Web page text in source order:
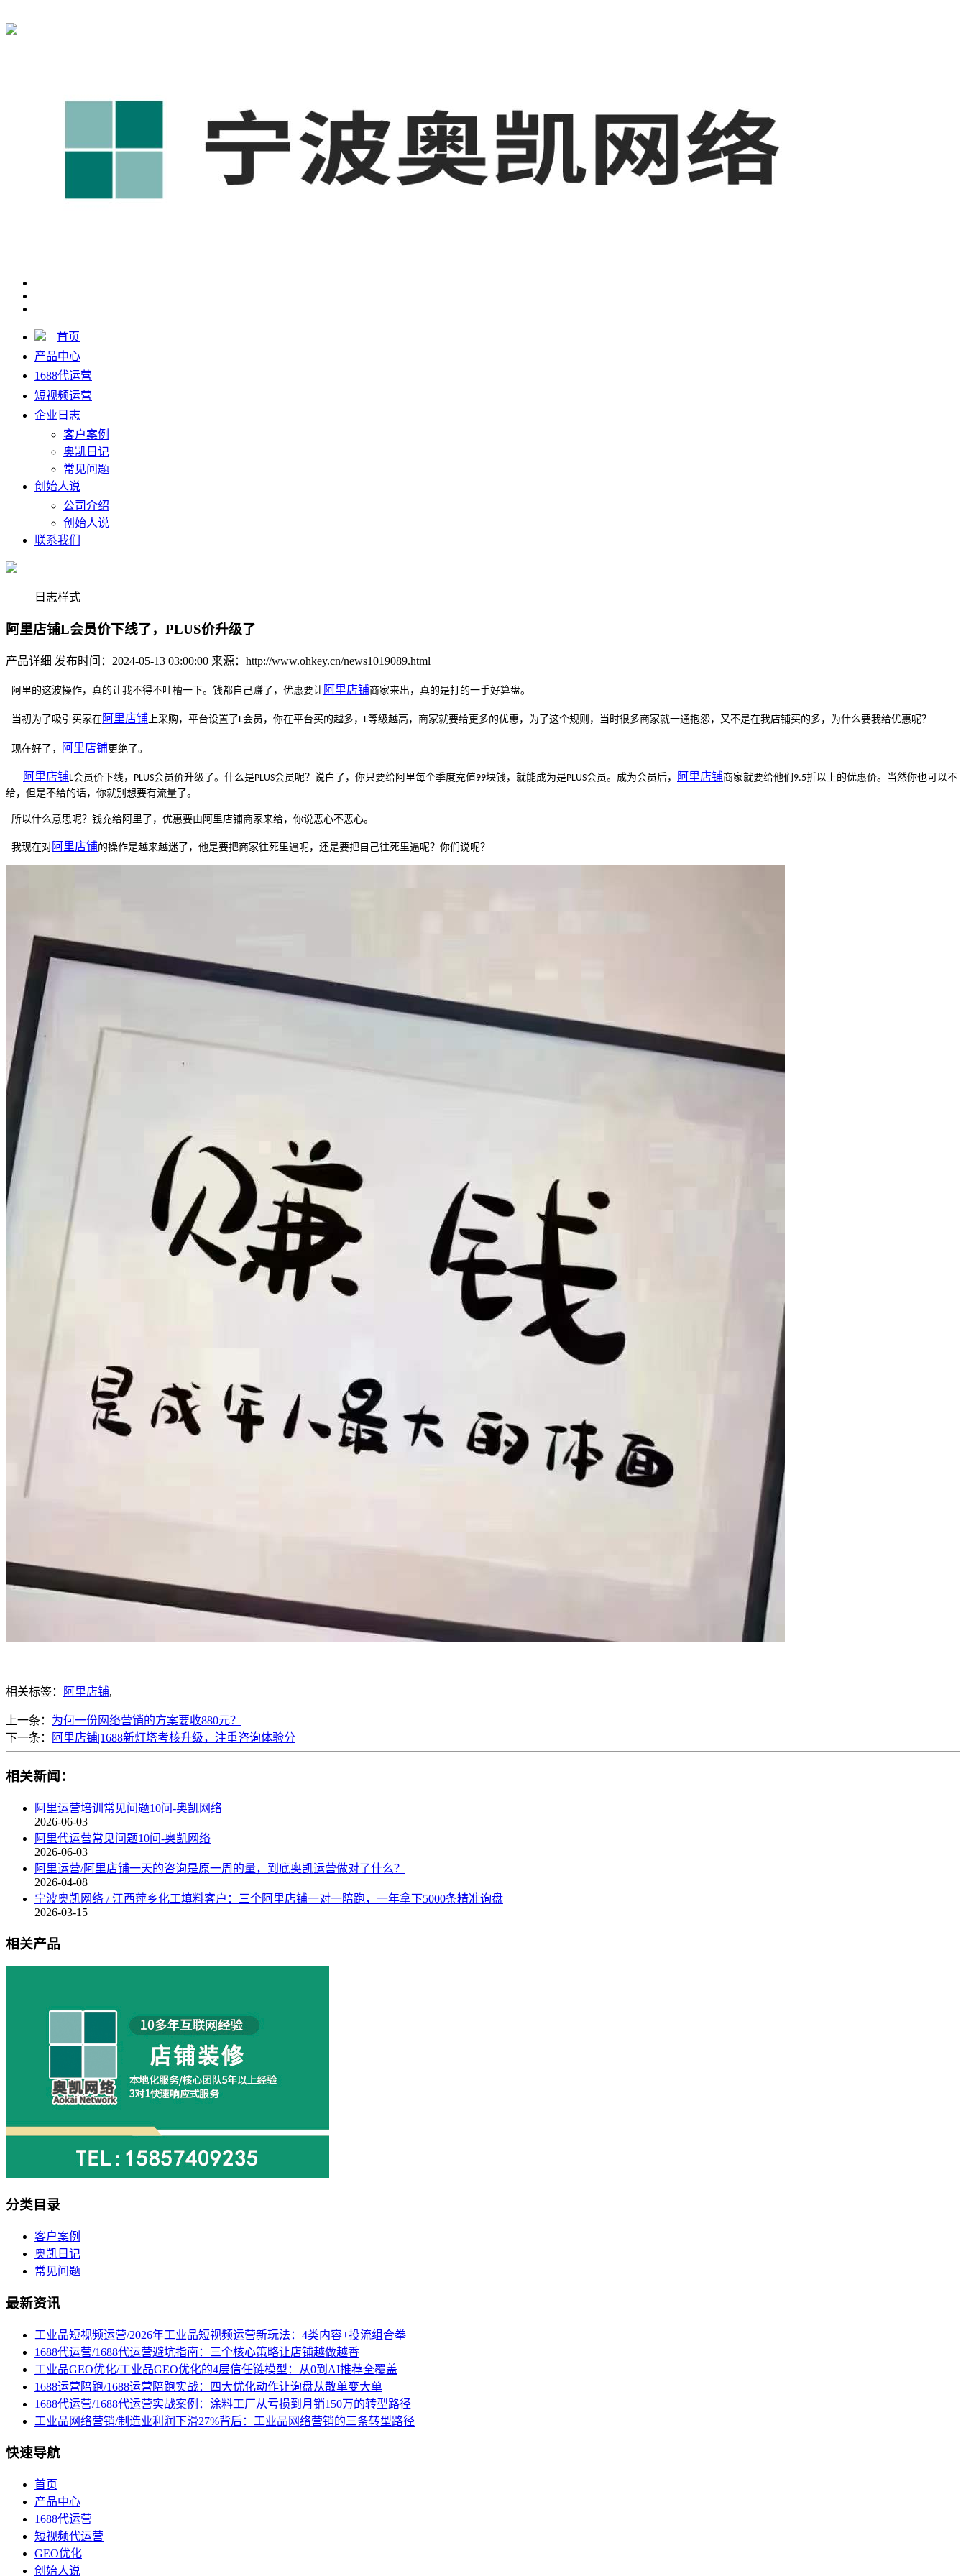
首页
产品中心
1688代运营
短视频运营
企业日志
客户案例
奥凯日记
常见问题
创始人说
公司介绍
创始人说
联系我们
日志样式
阿里店铺L会员价下线了，PLUS价升级了
产品详细 发布时间：2024-05-13 03:00:00 来源：http://www.ohkey.cn/news1019089.html
阿里的这波操作，真的让我不得不吐槽一下。钱都自己赚了，优惠要让 阿里店铺商家来出，真的是打的一手好算盘。
当初为了吸引买家在 阿里店铺 上采购，平台设置了 L会员，你在平台买的越多， L等级越高，商家就要给更多的优惠，为了这个规则，当时很多商家就一通抱怨，又不是在我店铺买的多，为什么要我给优惠呢？
现在好了， 阿里店铺更绝了。
阿里店铺L会员价下线， PLUS会员价升级了。什么是PLUS会员呢？说白了，你只要给阿里每个季度充值99块钱，就能成为是PLUS会员。成为会员后， 阿里店铺商家就要给他们 9.5折以上的优惠价。当然你也可以不
给，但是不给的话，你就别想要有流量了。
所以什么意思呢？钱充给阿里了，优惠要由 阿里店铺商家来给，你说恶心不恶心。
我现在对 阿里店铺的操作是越来越迷了，他是要把商家往死里逼呢，还是要把自己往死里逼呢？你们说呢？
相关标签： 阿里店铺,
上一条： 为何一份网络营销的方案要收880元？
下一条：
阿里店铺|1688新灯塔考核升级，注重咨询体验分
相关新闻：
阿里运营培训常见问题10问-奥凯网络
2026-06-03
阿里代运营常见问题10问-奥凯网络
2026-06-03
阿里运营/阿里店铺一天的咨询是原一周的量，到底奥凯运营做对了什么？
2026-04-08
宁波奥凯网络 / 江西萍乡化工填料客户：三个阿里店铺一对一陪跑，一年拿下5000条精准询盘
2026-03-15
相关产品
分类目录
客户案例
奥凯日记
常见问题
最新资讯
工业品短视频运营/2026年工业品短视频运营新玩法：4类内容+投流组合拳
1688代运营/1688代运营避坑指南：三个核心策略让店铺越做越香
工业品GEO优化/工业品GEO优化的4层信任链模型：从0到AI推荐全覆盖
1688运营陪跑/1688运营陪跑实战：四大优化动作让询盘从散单变大单
1688代运营/1688代运营实战案例：涂料工厂从亏损到月销150万的转型路径
工业品网络营销/制造业利润下滑27%背后：工业品网络营销的三条转型路径
快速导航
首页
产品中心
1688代运营
短视频代运营
GEO优化
创始人说